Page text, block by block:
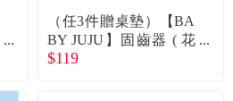
（任3件贈桌墊）【BA
BY JUJU】固齒器 ( 花
圈 )
$119